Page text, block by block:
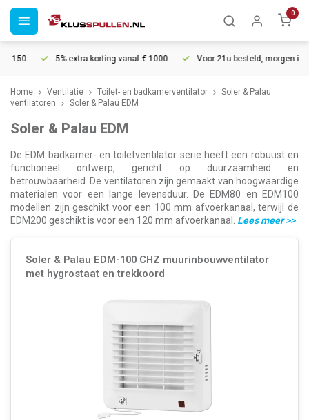
0
5% extra korting vanaf € 1000 Voor 21u besteld, morgen in huis*
Home Ventilatie Toilet- en badkamerventilator
Soler & Palau
ventilatoren
Soler & Palau EDM
Soler & Palau EDM
De EDM badkamer- en toiletventilator serie heeft een robuust en
functioneel ontwerp, gericht op duurzaamheid en
betrouwbaarheid. De ventilatoren zijn gemaakt van hoogwaardige
materialen voor een lange levensduur. De EDM80 en EDM100
modellen zijn geschikt voor een 100 mm afvoerkanaal, terwijl de
EDM200 geschikt is voor een 120 mm afvoerkanaal.
Lees meer>>
Soler & Palau EDM-100 CHZ muurinbouwventilator
met hygrostaat en trekkoord